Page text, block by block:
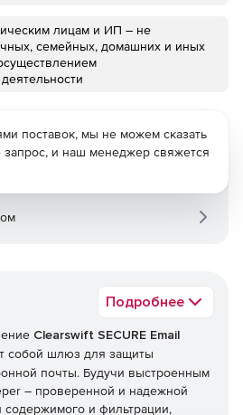
лицам и ИП – не
семейных, домашних и иных
Подробнее
Clearswift SECURE Email
собой шлюз для защиты
почты. Будучи выстроенным
– проверенной и надежной
содержимого и фильтрации,
поставок, мы не можем сказать
запрос, и наш менеджер свяжется